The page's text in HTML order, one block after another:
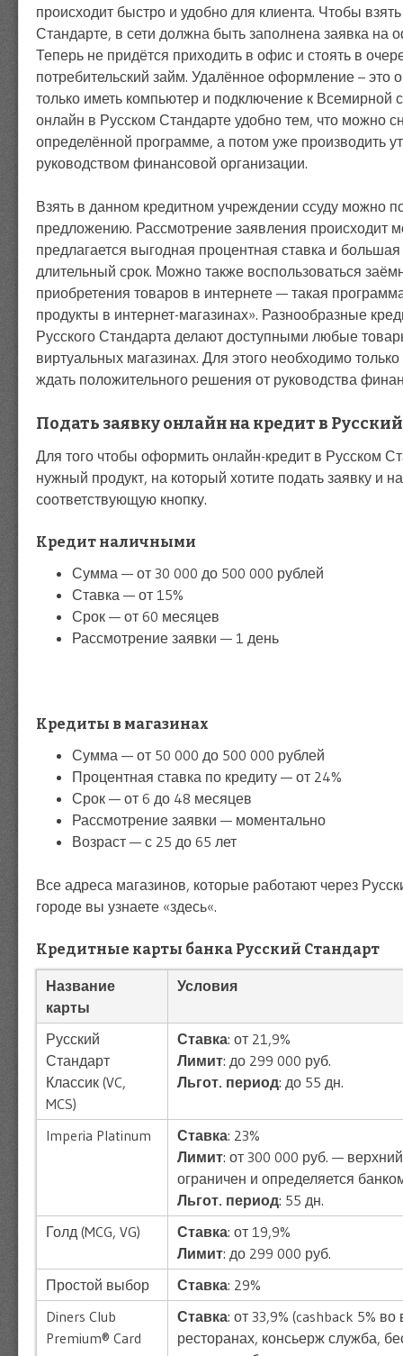
происходит быстро и удобно для клиента. Чтобы
Стандарте, в сети должна быть заполнена заявка на
Теперь не придётся приходить в офис и стоять в
потребительский займ. Удалённое оформление – это
только иметь компьютер и подключение к Всемирной
онлайн в Русском Стандарте удобно тем, что можно
определённой программе, а потом уже производить
руководством финансовой организации.
Взять в данном кредитном учреждении ссуду можно
предложению. Рассмотрение заявления происходит
предлагается выгодная процентная ставка и
длительный срок. Можно также воспользоваться
приобретения товаров в интернете — такая
продукты в интернет-магазинах». Разнообразные
Русского Стандарта делают доступными любые
виртуальных магазинах. Для этого необходимо
ждать положительного решения от руководства
Подать заявку онлайн на кредит в
Для того чтобы оформить онлайн-кредит в Русском
нужный продукт, на который хотите подать заявку и
соответствующую кнопку.
Кредит наличными
Сумма — от 30 000 до 500 000 рублей
Ставка — от 15%
Срок — от 60 месяцев
Рассмотрение заявки — 1 день
Кредиты в магазинах
Сумма — от 50 000 до 500 000 рублей
Процентная ставка по кредиту — от 24%
Срок — от 6 до 48 месяцев
Рассмотрение заявки — моментально
Возраст — с 25 до 65 лет
Все адреса магазинов, которые работают через
городе вы узнаете «здесь«.
Кредитные карты банка Русский Стандарт
Название
карты
Условия
Русский
Стандарт
Классик (VC,
MCS)
Ставка: от 21,9%
Лимит: до 299 000 руб.
Льгот. период: до 55 дн.
Imperia Platinum Ставка: 23%
Лимит: от 300 000 руб. —
ограничен и определяется
Льгот. период: 55 дн.
Голд (MCG, VG)
Ставка: от 19,9%
Лимит: до 299 000 руб.
Простой выбор
Ставка: 29%
Diners Club
Premium® Card
Ставка: от 33,9% (cashback 5% во
ресторанах, консьерж служба,